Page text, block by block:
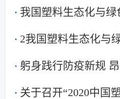
我国塑料生态化与
2我国塑料生态化与
躬身践行防疫新规
关于召开“2020中国